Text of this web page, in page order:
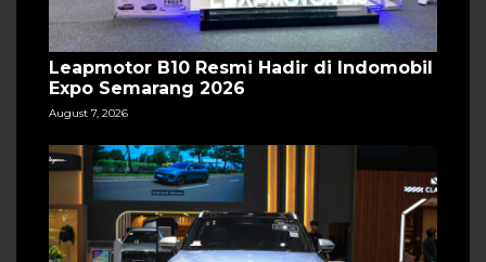
Leapmotor B10 Resmi Hadir di Indomobil
Expo Semarang 2026
August 7, 2026